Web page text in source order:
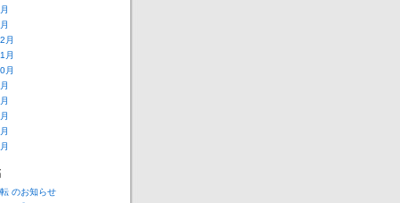
月
月
月
のお知らせ